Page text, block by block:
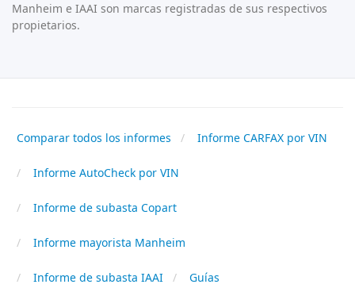
Manheim e IAAI son marcas registradas de sus respectivos
propietarios.
Comparar todos los informes Informe CARFAX por VIN
Informe AutoCheck por VIN
Informe de subasta Copart
Informe mayorista Manheim
Informe de subasta IAAI Guías